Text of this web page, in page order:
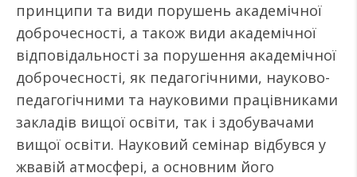
принципи та види порушень академічної
доброчесності, а також види академічної
відповідальності за порушення академічної
доброчесності, як педагогічними, науково-
педагогічними та науковими працівниками
закладів вищої освіти, так і здобувачами
вищої освіти. Науковий семінар відбувся у
жвавій атмосфері, а основним його